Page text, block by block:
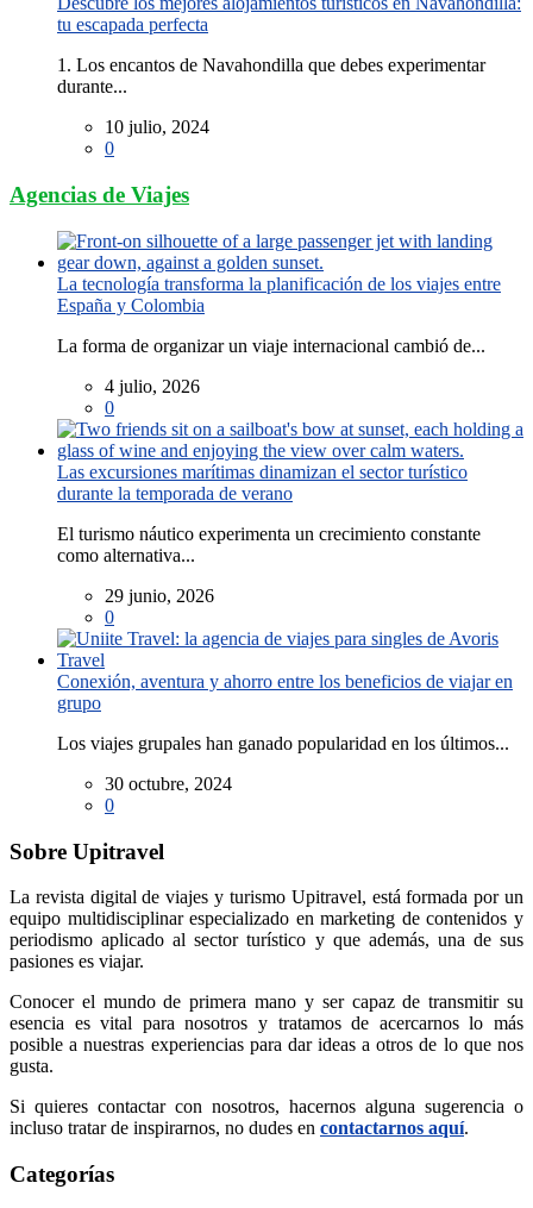
tu escapada perfecta
1. Los encantos de Navahondilla que debes experimentar
durante...
10 julio, 2024
0
Agencias de Viajes
La tecnología transforma la planificación de los viajes entre
España y Colombia
La forma de organizar un viaje internacional cambió de...
4 julio, 2026
0
Las excursiones marítimas dinamizan el sector turístico
durante la temporada de verano
El turismo náutico experimenta un crecimiento constante
como alternativa...
29 junio, 2026
0
Conexión, aventura y ahorro entre los beneficios de viajar en
grupo
Los viajes grupales han ganado popularidad en los últimos...
30 octubre, 2024
0
Sobre Upitravel
La revista digital de viajes y turismo Upitravel, está formada por un
equipo multidisciplinar especializado en marketing de contenidos y
periodismo aplicado al sector turístico y que además, una de sus
pasiones es viajar.
Conocer el mundo de primera mano y ser capaz de transmitir su
esencia es vital para nosotros y tratamos de acercarnos lo más
posible a nuestras experiencias para dar ideas a otros de lo que nos
gusta.
Si quieres contactar con nosotros, hacernos alguna sugerencia o
incluso tratar de inspirarnos, no dudes en contactarnos aquí.
Categorías